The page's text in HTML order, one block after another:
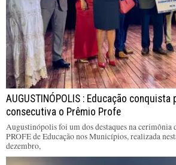
AUGUSTINÓPOLIS : Educação conquista
consecutiva o Prêmio Profe
Augustinópolis foi um dos destaques na cerimônia
PROFE de Educação nos Municípios, realizada
dezembro,